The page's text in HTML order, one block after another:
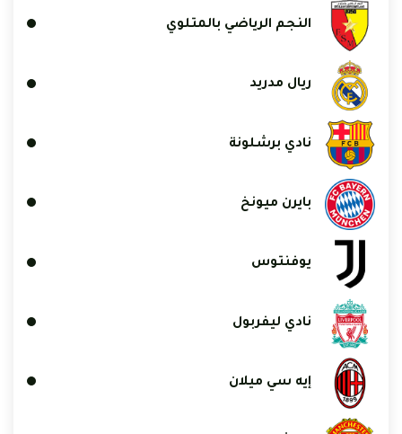
النجم الرياضي بالمتلوي
ريال مدريد
نادي برشلونة
بايرن ميونخ
يوفنتوس
نادي ليفربول
إيه سي ميلان